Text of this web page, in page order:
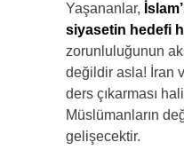
Yaşananlar,
siyasetin hedefi
zorunluluğunun
değildir asla! İran
ders çıkarması
Müslümanların
gelişecektir.